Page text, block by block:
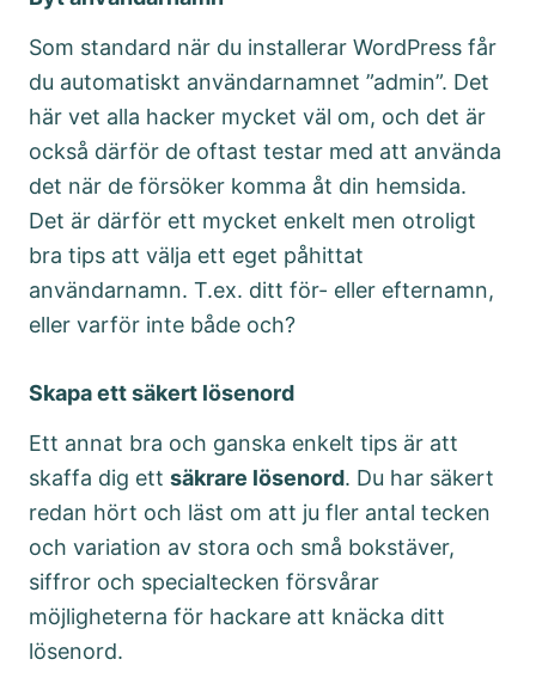
Som standard när du installerar WordPress får
du automatiskt användarnamnet ”admin”. Det
här vet alla hacker mycket väl om, och det är
också därför de oftast testar med att använda
det när de försöker komma åt din hemsida.
Det är därför ett mycket enkelt men otroligt
bra tips att välja ett eget påhittat
användarnamn. T.ex. ditt för- eller efternamn,
eller varför inte både och?
Skapa ett säkert lösenord
Ett annat bra och ganska enkelt tips är att
skaffa dig ett säkrare lösenord. Du har säkert
redan hört och läst om att ju fler antal tecken
och variation av stora och små bokstäver,
siffror och specialtecken försvårar
möjligheterna för hackare att knäcka ditt
lösenord.